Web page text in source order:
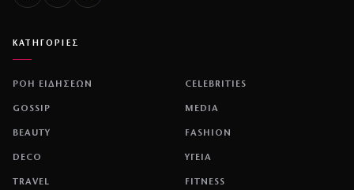
ΚΑΤΗΓΟΡΙΕΣ
ΡΟΗ ΕΙΔΗΣΕΩΝ CELEBRITIES
GOSSIP MEDIA
BEAUTY FASHION
DECO ΥΓΕΙΑ
TRAVEL FITNESS